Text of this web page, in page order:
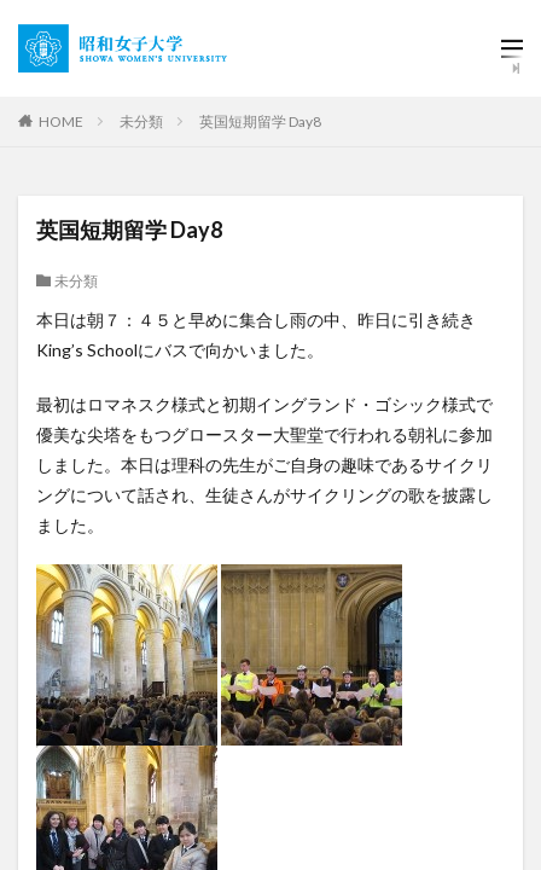
HOME 未分類 英国短期留学 Day8
英国短期留学 Day8
未分類
本日は朝７：４５と早めに集合し雨の中、昨日に引き続き
King’s Schoolにバスで向かいました。
最初はロマネスク様式と初期イングランド・ゴシック様式で
優美な尖塔をもつグロースター大聖堂で行われる朝礼に参加
しました。本日は理科の先生がご自身の趣味であるサイクリ
ングについて話され、生徒さんがサイクリングの歌を披露し
ました。